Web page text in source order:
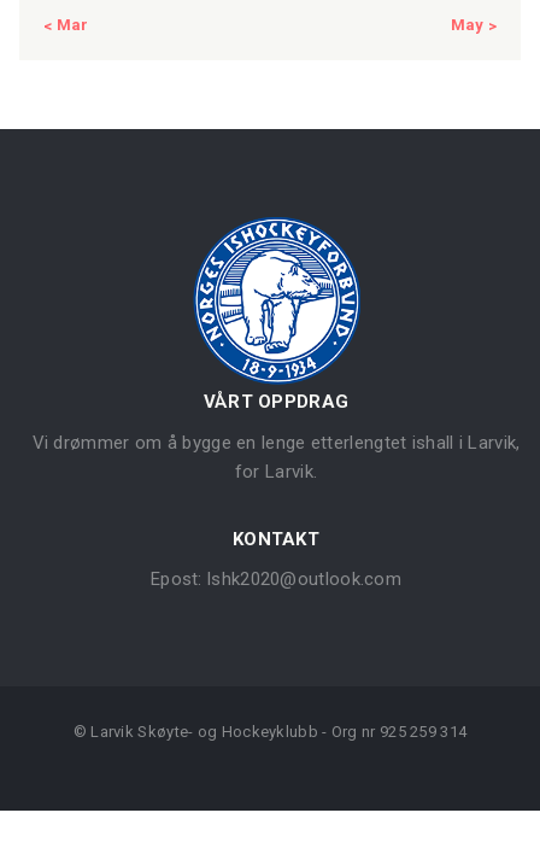
« Mar May »
VÅRT OPPDRAG
Vi drømmer om å bygge en lenge etterlengtet ishall i Larvik,
for Larvik.
KONTAKT
Epost: lshk2020@outlook.com
© Larvik Skøyte- og Hockeyklubb - Org nr 925 259 314